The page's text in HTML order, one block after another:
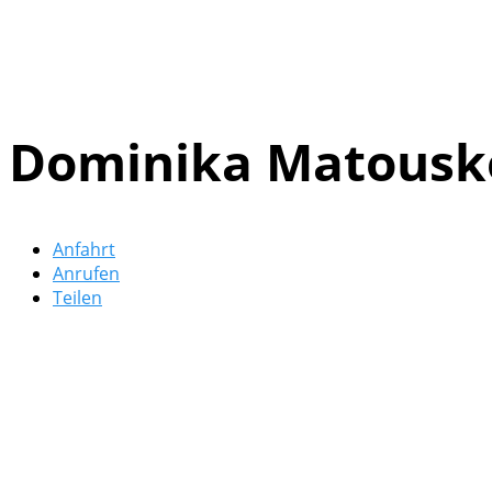
Dominika
Anfahrt
Anrufen
Teilen